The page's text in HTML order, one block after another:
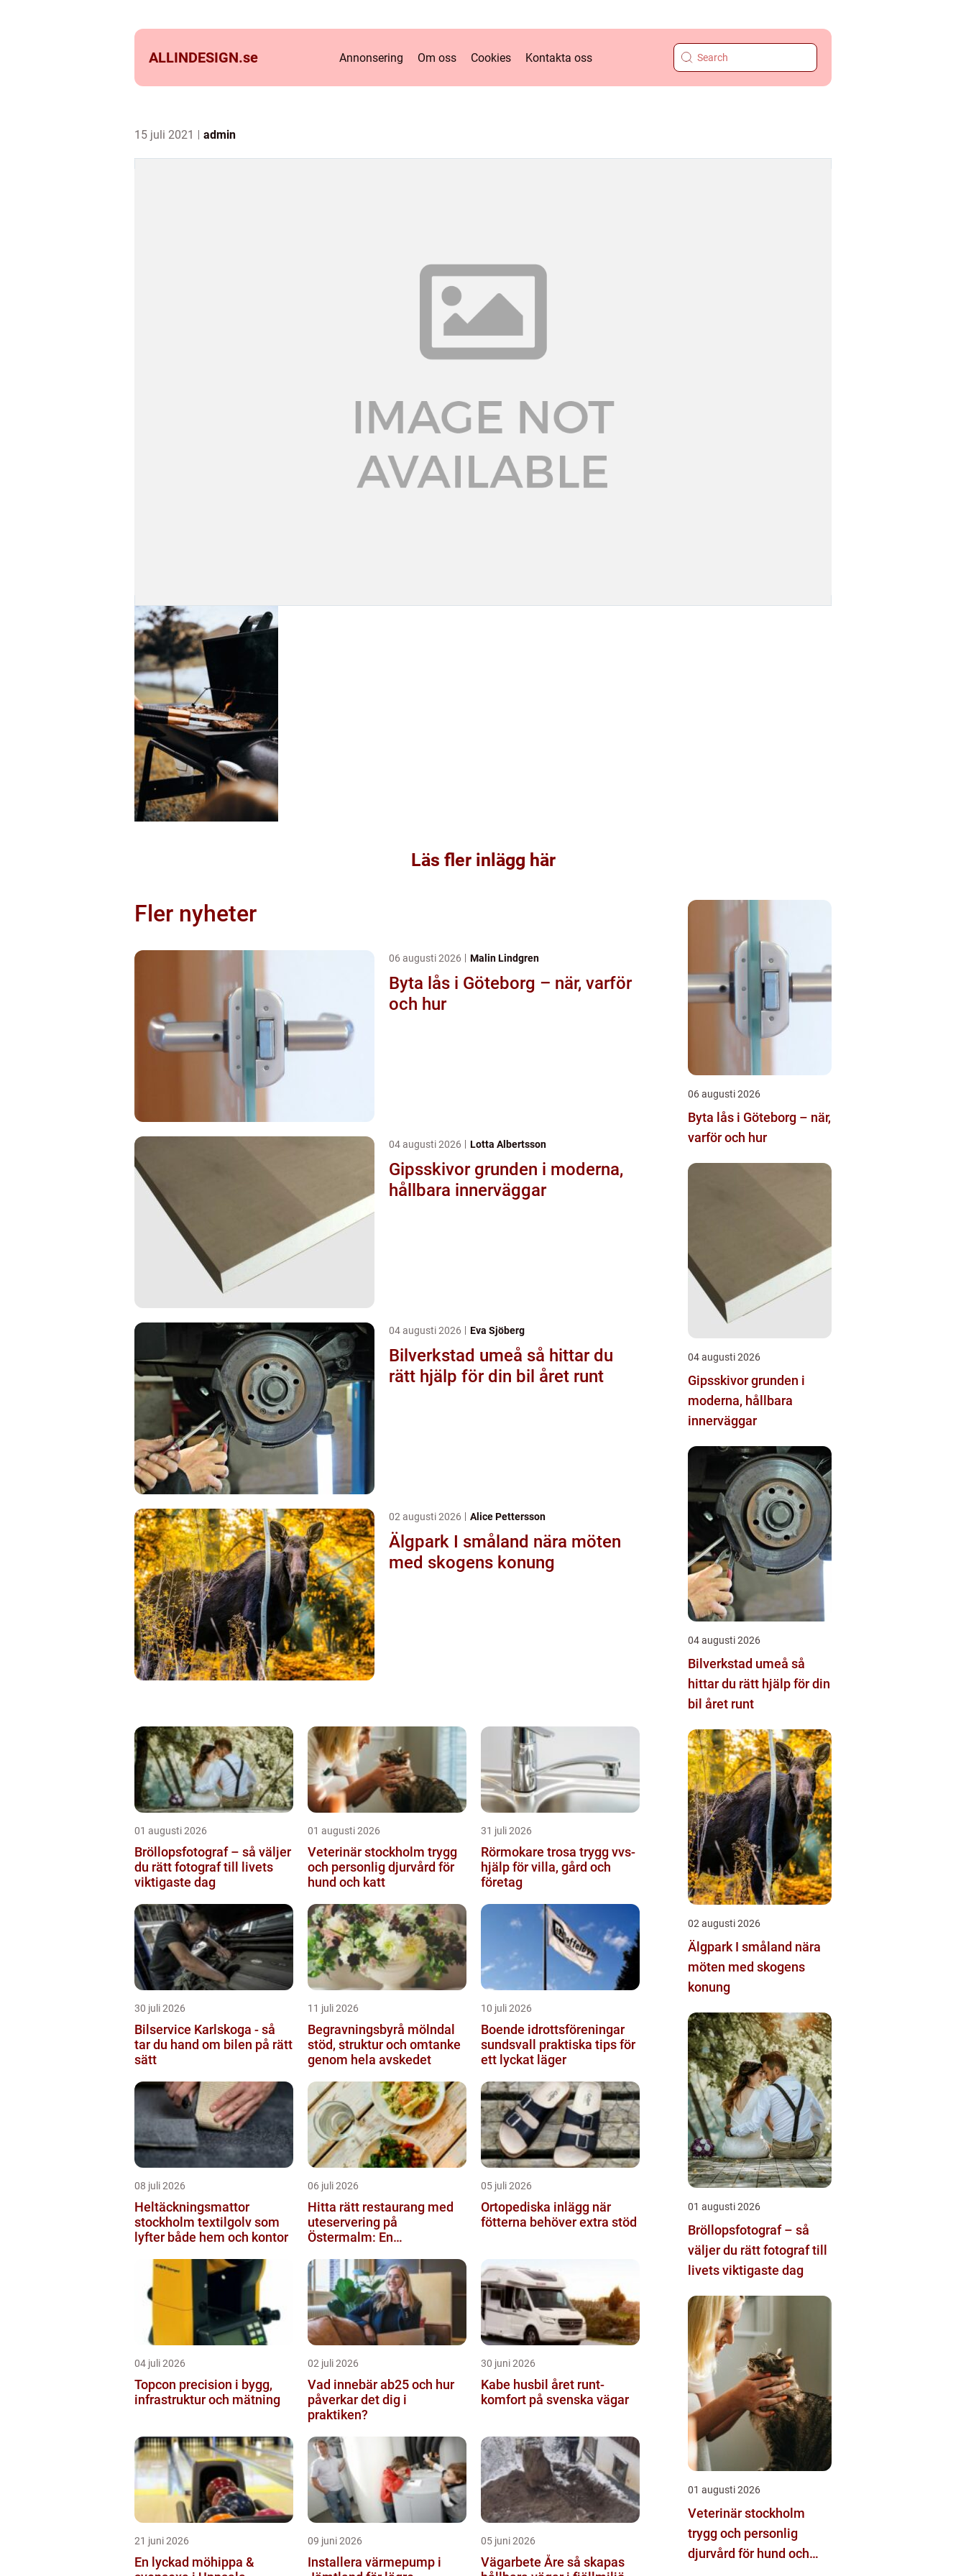
ALLINDESIGN.se Annonsering Om oss Cookies Kontakta oss
15 juli 2021 admin
Läs fler inlägg här
Fler nyheter
06 augusti 2026 Malin Lindgren
Byta lås i Göteborg – när, varför
och hur
04 augusti 2026 Lotta Albertsson
Gipsskivor grunden i moderna,
hållbara innerväggar
04 augusti 2026 Eva Sjöberg
Bilverkstad umeå så hittar du
rätt hjälp för din bil året runt
02 augusti 2026 Alice Pettersson
Älgpark I småland nära möten
med skogens konung
01 augusti 2026
Bröllopsfotograf – så väljer
du rätt fotograf till livets
viktigaste dag
01 augusti 2026
Veterinär stockholm trygg
och personlig djurvård för
hund och katt
31 juli 2026
Rörmokare trosa trygg vvs-
hjälp för villa, gård och
företag
30 juli 2026
Bilservice Karlskoga - så
tar du hand om bilen på rätt
sätt
11 juli 2026
Begravningsbyrå mölndal
stöd, struktur och omtanke
genom hela avskedet
10 juli 2026
Boende idrottsföreningar
sundsvall praktiska tips för
ett lyckat läger
08 juli 2026
Heltäckningsmattor
stockholm textilgolv som
lyfter både hem och kontor
06 juli 2026
Hitta rätt restaurang med
uteservering på
Östermalm: En
solen
05 juli 2026
Ortopediska inlägg när
fötterna behöver extra stöd
04 juli 2026
Topcon precision i bygg,
infrastruktur och mätning
02 juli 2026
Vad innebär ab25 och hur
påverkar det dig i
praktiken?
30 juni 2026
Kabe husbil året runt-
komfort på svenska vägar
21 juni 2026
En lyckad möhippa &
09 juni 2026
Installera värmepump i
05 juni 2026
Vägarbete Åre så skapas
06 augusti 2026
Byta lås i Göteborg – när,
varför och hur
04 augusti 2026
Gipsskivor grunden i
moderna, hållbara
innerväggar
04 augusti 2026
Bilverkstad umeå så
hittar du rätt hjälp för din
bil året runt
02 augusti 2026
Älgpark I småland nära
möten med skogens
konung
01 augusti 2026
Bröllopsfotograf – så
väljer du rätt fotograf till
livets viktigaste dag
01 augusti 2026
Veterinär stockholm
trygg och personlig
djurvård för hund och